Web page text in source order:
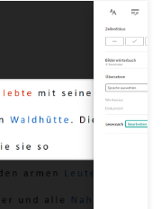
Progress, Forms, Flip,
ist, um das Lesen und
zu verbessern. Der
zu verbessern, indem er…
Englischlernende oder Leser
zu lesen Angebot von
oder ganzen Texten in […]